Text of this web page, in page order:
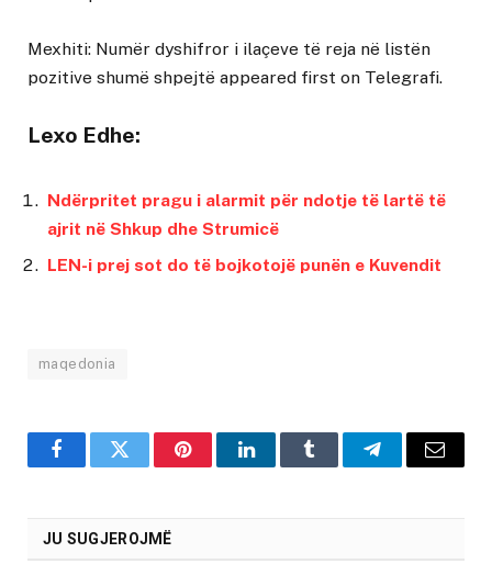
Mexhiti: Numër dyshifror i ilaçeve të reja në listën
pozitive shumë shpejtë appeared first on Telegrafi.
Lexo Edhe:
Ndërpritet pragu i alarmit për ndotje të lartë të
ajrit në Shkup dhe Strumicë
LEN-i prej sot do të bojkotojë punën e Kuvendit
maqedonia
FacebookTwitter PinterestLinkedInTumblr TelegramEmail
JU SUGJEROJMË